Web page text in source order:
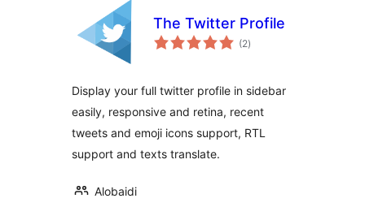
The Twitter Profile
(2totale
vurderinger
)
Display your full twitter profile in sidebar
easily, responsive and retina, recent
tweets and emoji icons support, RTL
support and texts translate.
Alobaidi